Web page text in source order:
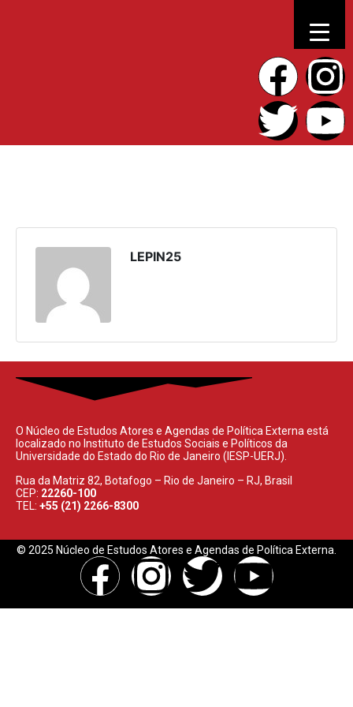
LEPIN25
O Núcleo de Estudos Atores e Agendas de Política Externa está
localizado no Instituto de Estudos Sociais e Políticos da
Universidade do Estado do Rio de Janeiro (IESP-UERJ).
Rua da Matriz 82, Botafogo – Rio de Janeiro – RJ, Brasil
CEP: 22260-100
TEL: +55 (21) 2266-8300
© 2025 Núcleo de Estudos Atores e Agendas de Política Externa.